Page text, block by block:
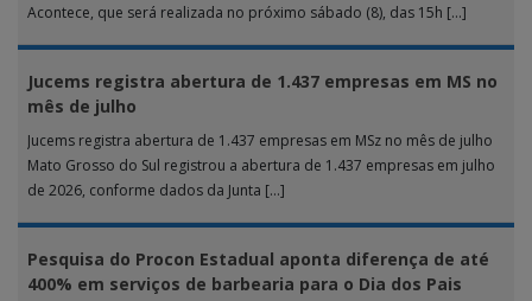
Acontece, que será realizada no próximo sábado (8), das 15h […]
Jucems registra abertura de 1.437 empresas em MS no
mês de julho
Jucems registra abertura de 1.437 empresas em MSz no mês de julho
Mato Grosso do Sul registrou a abertura de 1.437 empresas em julho
de 2026, conforme dados da Junta […]
Pesquisa do Procon Estadual aponta diferença de até
400% em serviços de barbearia para o Dia dos Pais